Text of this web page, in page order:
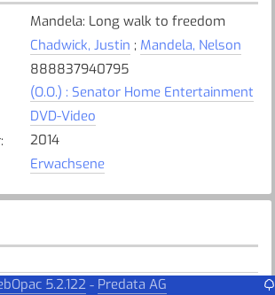
Mandela: Long walk to freedom
Chadwick, Justin ; Mandela, Nelson
888837940795
(O.O.) : Senator Home Entertainment
DVD-Video
:
2014
Erwachsene
Steinhausen
5.2.122 - Predata AG